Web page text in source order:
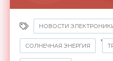
НОВОСТИ
СОЛНЕЧНАЯ ЭНЕРГИЯ
,